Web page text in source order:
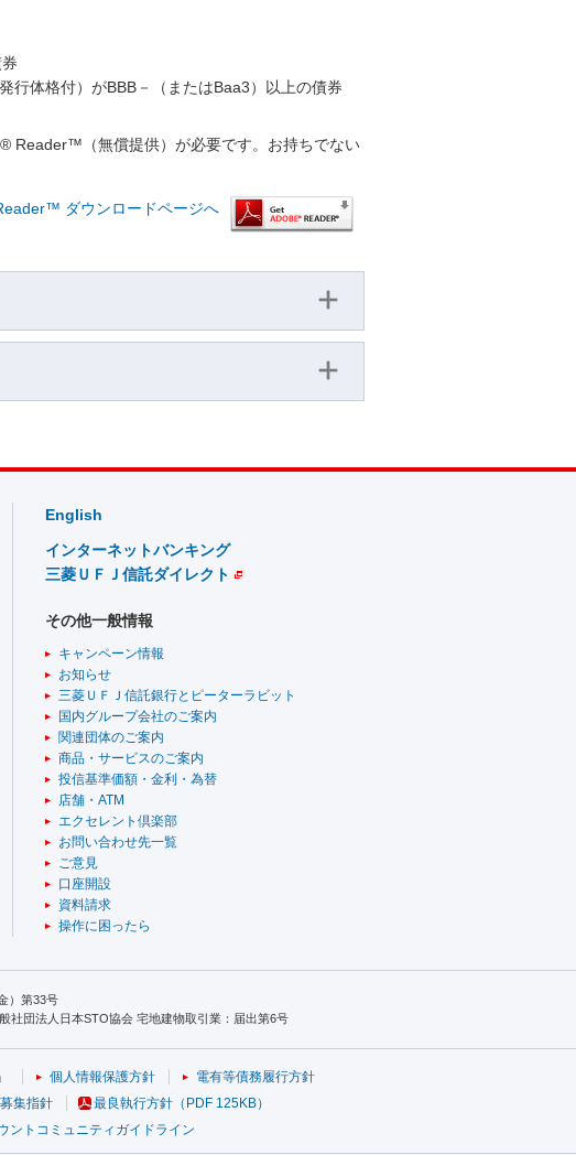
行体格付）がBBB－（またはBaa3）以上の債券
Reader™（無償提供）が必要です。お持ちでない
ダウンロードページへ
English
インターネットバンキング
三菱ＵＦＪ信託ダイレクト
その他一般情報
キャンペーン情報
お知らせ
三菱ＵＦＪ信託銀行とピーターラビット
国内グループ会社のご案内
関連団体のご案内
商品・サービスのご案内
投信基準価額・金利・為替
店舗・ATM
エクセレント倶楽部
お問い合わせ先一覧
ご意見
口座開設
資料請求
操作に困ったら
）第33号
社団法人日本STO協会 宅地建物取引業：届出第6号
個人情報保護方針
電有等債務履行方針
集指針
最良執行方針（PDF 125KB）
ントコミュニティガイドライン